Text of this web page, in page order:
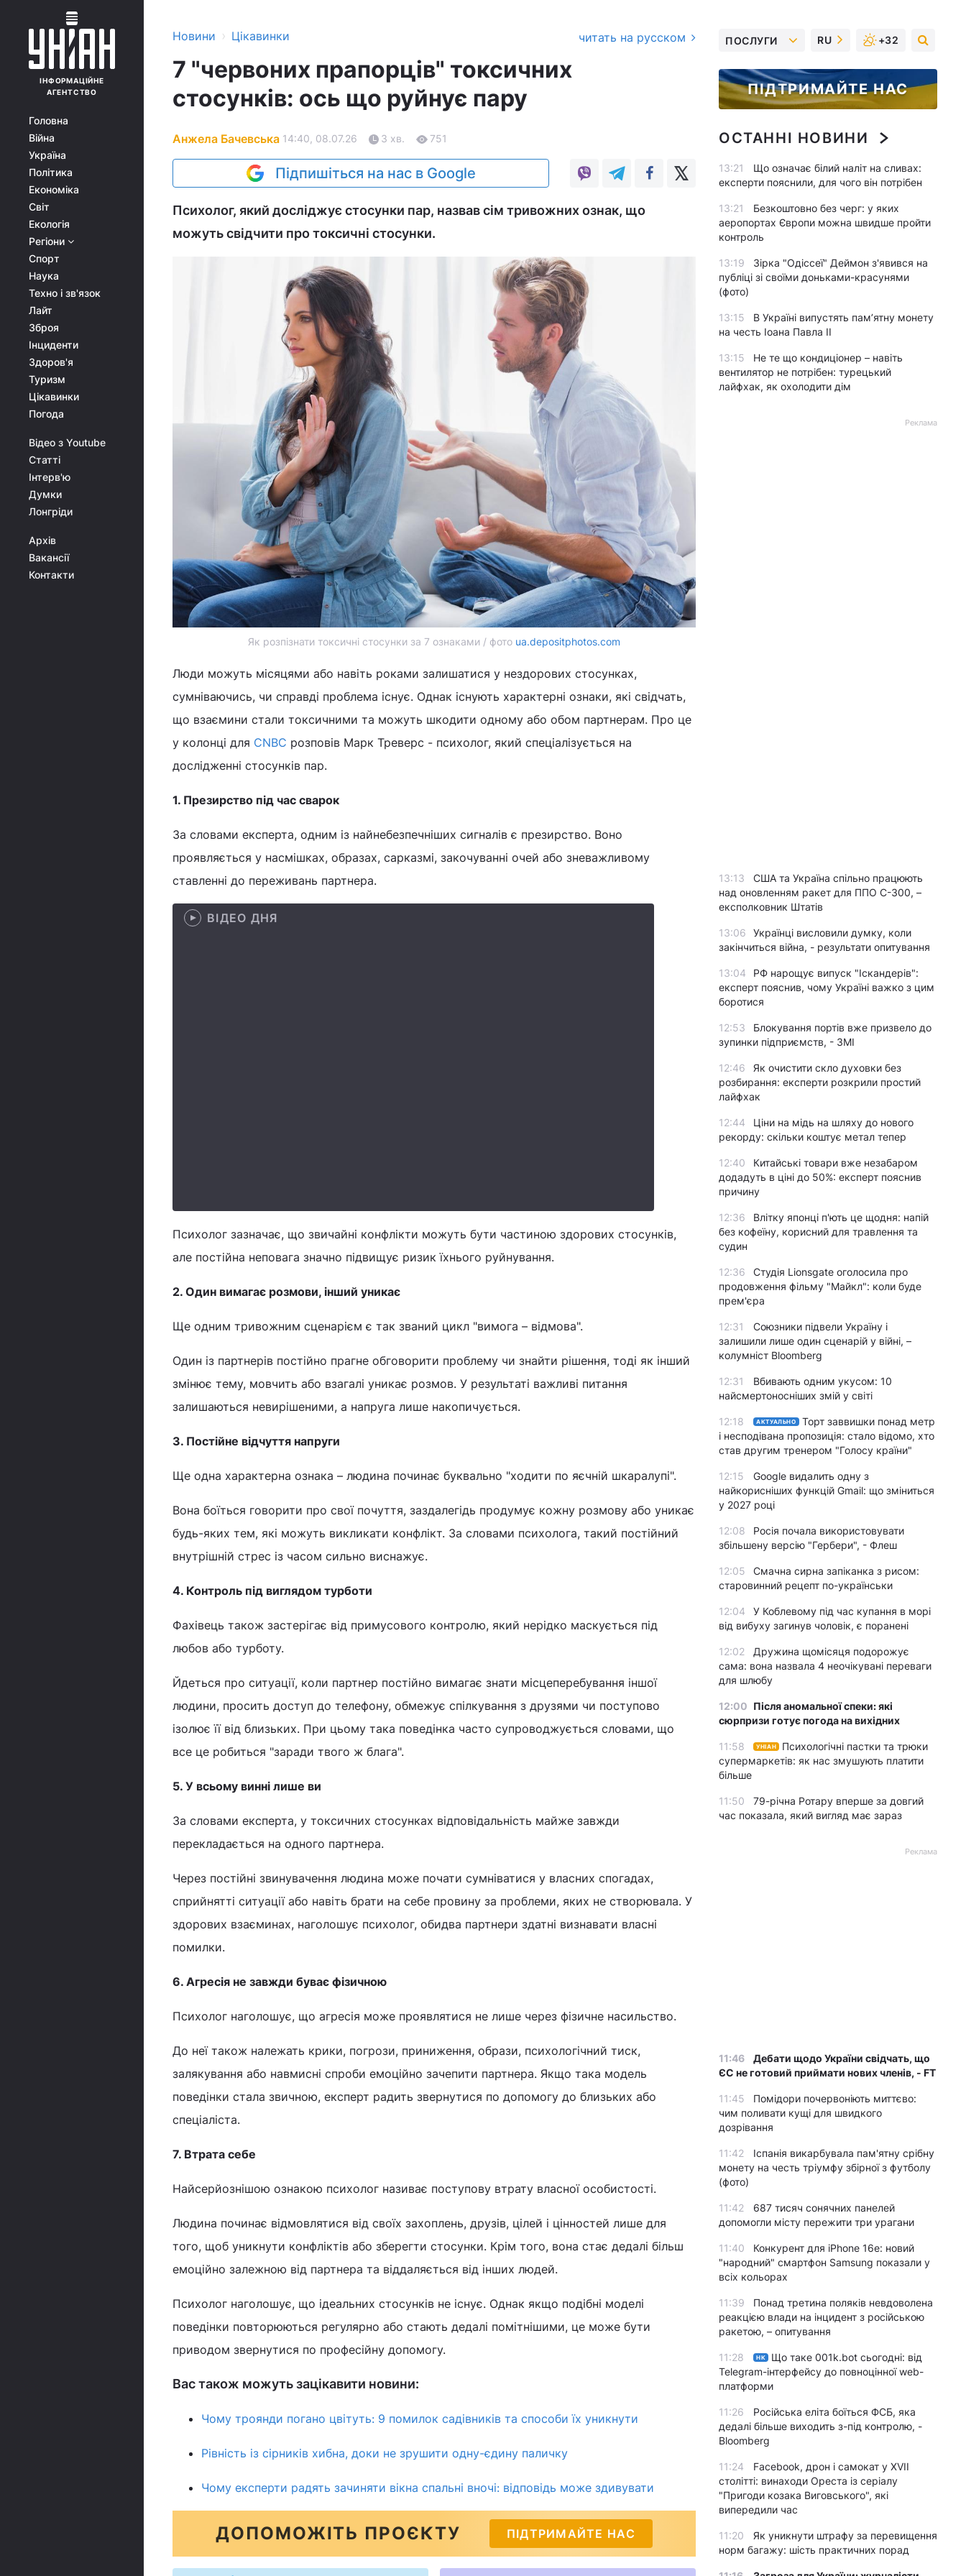
ІНФОРМАЦІЙНЕ
АГЕНТСТВО
Головна
Війна
Україна
Політика
Економіка
Світ
Екологія
Регіони
Спорт
Наука
Техно і зв'язок
Лайт
Зброя
Інциденти
Здоров'я
Туризм
Цікавинки
Погода
Відео з Youtube
Статті
Інтерв'ю
Думки
Лонгріди
Архів
Вакансії
Контакти
Новини › Цікавинки читать на русском
7 "червоних прапорців" токсичних
стосунків: ось що руйнує пару
Анжела Бачевська 14:40, 08.07.26 3 хв. 751
Підпишіться на нас в Google
Психолог, який досліджує стосунки пар, назвав сім тривожних ознак, що
можуть свідчити про токсичні стосунки.
Як розпізнати токсичні стосунки за 7 ознаками / фото ua.depositphotos.com
Люди можуть місяцями або навіть роками залишатися у нездорових стосунках,
сумніваючись, чи справді проблема існує. Однак існують характерні ознаки, які свідчать,
що взаємини стали токсичними та можуть шкодити одному або обом партнерам. Про це
у колонці для CNBC розповів Марк Треверс - психолог, який спеціалізується на
дослідженні стосунків пар.
1. Презирство під час сварок
За словами експерта, одним із найнебезпечніших сигналів є презирство. Воно
проявляється у насмішках, образах, сарказмі, закочуванні очей або зневажливому
ставленні до переживань партнера.
ВІДЕО ДНЯ
Психолог зазначає, що звичайні конфлікти можуть бути частиною здорових стосунків,
але постійна неповага значно підвищує ризик їхнього руйнування.
2. Один вимагає розмови, інший уникає
Ще одним тривожним сценарієм є так званий цикл "вимога – відмова".
Один із партнерів постійно прагне обговорити проблему чи знайти рішення, тоді як інший
змінює тему, мовчить або взагалі уникає розмов. У результаті важливі питання
залишаються невирішеними, а напруга лише накопичується.
3. Постійне відчуття напруги
Ще одна характерна ознака – людина починає буквально "ходити по яєчній шкаралупі".
Вона боїться говорити про свої почуття, заздалегідь продумує кожну розмову або уникає
будь-яких тем, які можуть викликати конфлікт. За словами психолога, такий постійний
внутрішній стрес із часом сильно виснажує.
4. Контроль під виглядом турботи
Фахівець також застерігає від примусового контролю, який нерідко маскується під
любов або турботу.
Йдеться про ситуації, коли партнер постійно вимагає знати місцеперебування іншої
людини, просить доступ до телефону, обмежує спілкування з друзями чи поступово
ізолює її від близьких. При цьому така поведінка часто супроводжується словами, що
все це робиться "заради твого ж блага".
5. У всьому винні лише ви
За словами експерта, у токсичних стосунках відповідальність майже завжди
перекладається на одного партнера.
Через постійні звинувачення людина може почати сумніватися у власних спогадах,
сприйнятті ситуації або навіть брати на себе провину за проблеми, яких не створювала. У
здорових взаєминах, наголошує психолог, обидва партнери здатні визнавати власні
помилки.
6. Агресія не завжди буває фізичною
Психолог наголошує, що агресія може проявлятися не лише через фізичне насильство.
До неї також належать крики, погрози, приниження, образи, психологічний тиск,
залякування або навмисні спроби емоційно зачепити партнера. Якщо така модель
поведінки стала звичною, експерт радить звернутися по допомогу до близьких або
спеціаліста.
7. Втрата себе
Найсерйознішою ознакою психолог називає поступову втрату власної особистості.
Людина починає відмовлятися від своїх захоплень, друзів, цілей і цінностей лише для
того, щоб уникнути конфліктів або зберегти стосунки. Крім того, вона стає дедалі більш
емоційно залежною від партнера та віддаляється від інших людей.
Психолог наголошує, що ідеальних стосунків не існує. Однак якщо подібні моделі
поведінки повторюються регулярно або стають дедалі помітнішими, це може бути
приводом звернутися по професійну допомогу.
Вас також можуть зацікавити новини:
Чому троянди погано цвітуть: 9 помилок садівників та способи їх уникнути
Рівність із сірників хибна, доки не зрушити одну-єдину паличку
Чому експерти радять зачиняти вікна спальні вночі: відповідь може здивувати
ДОПОМОЖІТЬ ПРОЄКТУ ПІДТРИМАЙТЕ НАС
ПОСЛУГИ RU +32
ПІДТРИМАЙТЕ НАС
ОСТАННІ НОВИНИ
13:21
Що означає білий наліт на сливах:
експерти пояснили, для чого він потрібен
13:21
Безкоштовно без черг: у яких
аеропортах Європи можна швидше пройти
контроль
13:19
Зірка "Одіссеї" Деймон з'явився на
публіці зі своїми доньками-красунями
(фото)
13:15
В Україні випустять пам’ятну монету
на честь Іоана Павла II
13:15
Не те що кондиціонер – навіть
вентилятор не потрібен: турецький
лайфхак, як охолодити дім
Реклама
13:13
США та Україна спільно працюють
над оновленням ракет для ППО С-300, –
експолковник Штатів
13:06
Українці висловили думку, коли
закінчиться війна, - результати опитування
13:04
РФ нарощує випуск "Іскандерів":
експерт пояснив, чому Україні важко з цим
боротися
12:53
Блокування портів вже призвело до
зупинки підприємств, - ЗМІ
12:46
Як очистити скло духовки без
розбирання: експерти розкрили простий
лайфхак
12:44
Ціни на мідь на шляху до нового
рекорду: скільки коштує метал тепер
12:40
Китайські товари вже незабаром
додадуть в ціні до 50%: експерт пояснив
причину
12:36
Влітку японці п'ють це щодня: напій
без кофеїну, корисний для травлення та
судин
12:36
Студія Lionsgate оголосила про
продовження фільму "Майкл": коли буде
прем'єра
12:31
Союзники підвели Україну і
залишили лише один сценарій у війні, –
колумніст Bloomberg
12:31
Вбивають одним укусом: 10
найсмертоносніших змій у світі
12:18 АКТУАЛЬНО
Торт заввишки понад метр
і несподівана пропозиція: стало відомо, хто
став другим тренером "Голосу країни"
12:15
Google видалить одну з
найкорисніших функцій Gmail: що зміниться
у 2027 році
12:08
Росія почала використовувати
збільшену версію "Гербери", - Флеш
12:05
Смачна сирна запіканка з рисом:
старовинний рецепт по-українськи
12:04
У Коблевому під час купання в морі
від вибуху загинув чоловік, є поранені
12:02
Дружина щомісяця подорожує
сама: вона назвала 4 неочікувані переваги
для шлюбу
12:00 Після аномальної спеки: які
сюрпризи готує погода на вихідних
11:58 УНІАН
Психологічні пастки та трюки
супермаркетів: як нас змушують платити
більше
11:50
79-річна Ротару вперше за довгий
час показала, який вигляд має зараз
Реклама
11:46
Дебати щодо України свідчать, що
ЄС не готовий приймати нових членів, - FT
11:45
Помідори почервоніють миттєво:
чим поливати кущі для швидкого
дозрівання
11:42
Іспанія викарбувала пам'ятну срібну
монету на честь тріумфу збірної з футболу
(фото)
11:42
687 тисяч сонячних панелей
допомогли місту пережити три урагани
11:40
Конкурент для iPhone 16e: новий
"народний" смартфон Samsung показали у
всіх кольорах
11:39
Понад третина поляків невдоволена
реакцією влади на інцидент з російською
ракетою, – опитування
11:28 НК
Що таке 001k.bot сьогодні: від
Telegram-інтерфейсу до повноцінної web-
платформи
11:26
Російська еліта боїться ФСБ, яка
дедалі більше виходить з-під контролю, -
Bloomberg
11:24
Facebook, дрон і самокат у XVII
столітті: винаходи Ореста із серіалу
"Пригоди козака Виговського", які
випередили час
11:20
Як уникнути штрафу за перевищення
норм багажу: шість практичних порад